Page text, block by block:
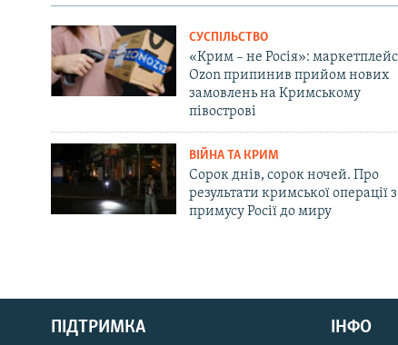
Русский
Qırımtatar
СУСПІЛЬСТВО
«Крим – не Росія»: маркетплейс
Ozon припинив прийом нових
замовлень на Кримському
півострові
ВІЙНА ТА КРИМ
Сорок днів, сорок ночей. Про
результати кримської операції з
примусу Росії до миру
ПІДТРИМКА ІНФО